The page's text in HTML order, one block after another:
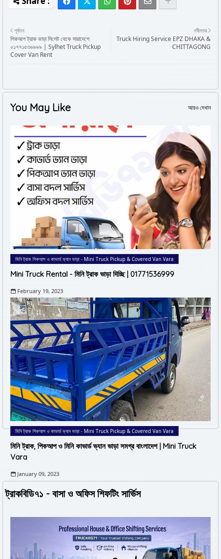
নবীনতর
Truck Hiring Service EPZ DHAKA &
CHITTAGONG
পূর্বতন
পিকআপ ট্রাক ভাড়া সিলেট থেকে সারাদেশে
০১৭৭১৫৩৬৯৯৯ | Sylhet Truck Pickup
Cover Van Rent
You May Like আরও দেখান
মিনি ট্রাক পিকআপ ও কাভার্ড ভ্যান ভাড়া - Mini Truck Pickup & Covered Van Vara
Mini Truck Rental - মিনি ট্রাক ভাড়া দিচ্ছি | 01771536999
February 19, 2023
মিনি ট্রাক পিকআপ ও কাভার্ড ভ্যান ভাড়া - Mini Truck Pickup & Covered Van Vara
মিনি ট্রাক, পিকআপ ও মিনি কাভার্ড ভ্যান ভাড়া সমগ্র বাংলাদেশ | Mini Truck
Vara
January 09, 2023
ট্রাকবিডি৭১ - বাসা ও অফিস শিফটিং সার্ভিস